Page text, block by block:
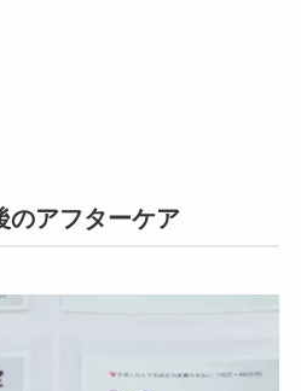
アフターケア